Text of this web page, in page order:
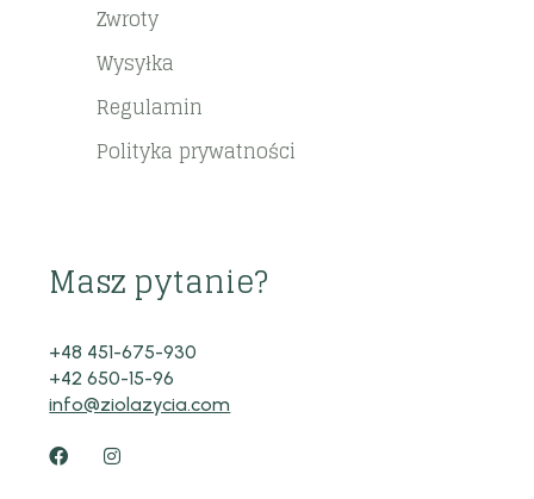
Zwroty
Wysyłka
Regulamin
Polityka prywatności
Masz pytanie?
+48 451-675-930
+42 650-15-96
info@ziolazycia.com